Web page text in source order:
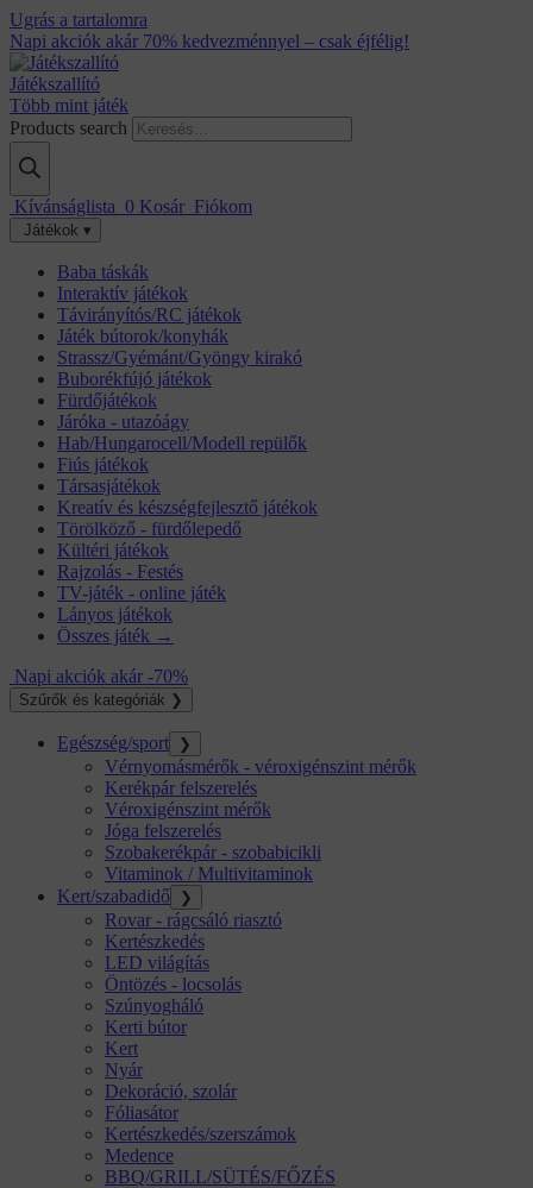
Ugrás a tartalomra
Napi akciók akár 70% kedvezménnyel – csak éjfélig!
Játékszallító
Több mint játék
Products search
Kívánságlista 0 Kosár Fiókom
Játékok ▾
Baba táskák
Interaktív játékok
Távirányítós/RC játékok
Játék bútorok/konyhák
Strassz/Gyémánt/Gyöngy kirakó
Buborékfújó játékok
Fürdőjátékok
Járóka - utazóágy
Hab/Hungarocell/Modell repülők
Fiús játékok
Társasjátékok
Kreatív és készségfejlesztő játékok
Törölköző - fürdőlepedő
Kültéri játékok
Rajzolás - Festés
TV-játék - online játék
Lányos játékok
Összes játék →
Napi akciók akár -70%
Szűrők és kategóriák ❯
Egészség/sport ❯
Vérnyomásmérők - véroxigénszint mérők
Kerékpár felszerelés
Véroxigénszint mérők
Jóga felszerelés
Szobakerékpár - szobabicikli
Vitaminok / Multivitaminok
Kert/szabadidő
❯
Rovar - rágcsáló riasztó
Kertészkedés
LED világítás
Öntözés - locsolás
Szúnyogháló
Kerti bútor
Kert
Nyár
Dekoráció, szolár
Fóliasátor
Kertészkedés/szerszámok
Medence
BBQ/GRILL/SÜTÉS/FŐZÉS